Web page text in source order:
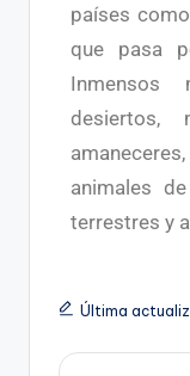
países
que pasa
Inmensos
desiertos,
animales
terrestres y
Última